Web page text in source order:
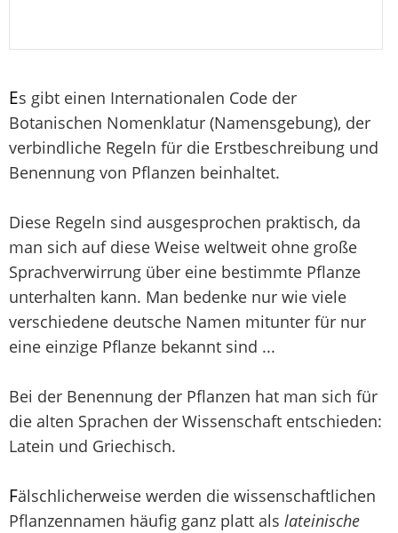
Es gibt einen Internationalen Code der
Botanischen Nomenklatur (Namensgebung), der
verbindliche Regeln für die Erstbeschreibung und
Benennung von Pflanzen beinhaltet.
Diese Regeln sind ausgesprochen praktisch, da
man sich auf diese Weise weltweit ohne große
Sprachverwirrung über eine bestimmte Pflanze
unterhalten kann. Man bedenke nur wie viele
verschiedene deutsche Namen mitunter für nur
eine einzige Pflanze bekannt sind ...
Bei der Benennung der Pflanzen hat man sich für
die alten Sprachen der Wissenschaft entschieden:
Latein und Griechisch.
Fälschlicherweise werden die wissenschaftlichen
Pflanzennamen häufig ganz platt als lateinische